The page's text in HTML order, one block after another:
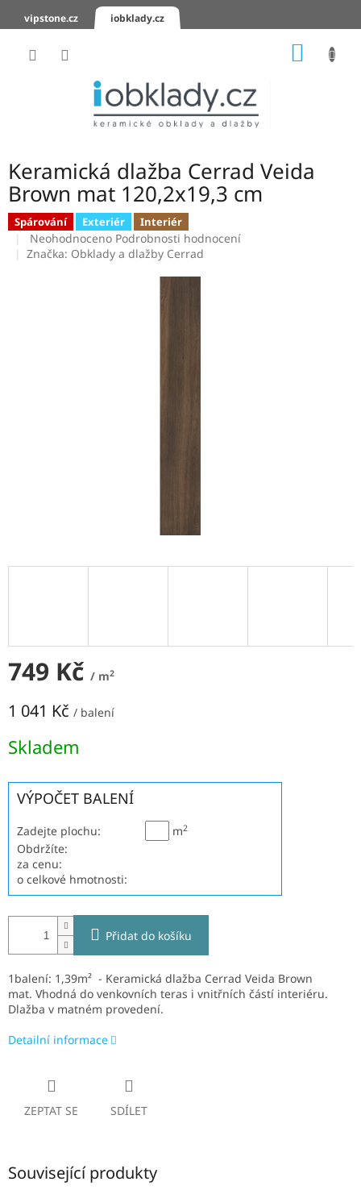
vipstone.cz iobklady.cz
KERAMICKÉ
OBKLADY
KERAMICKÉ
DLAŽBY
Keramická dlažba Cerrad Veida
Brown mat 120,2x19,3 cm
Spárování Exteriér Interiér
Průměrné
hodnocení
Neohodnoceno Podrobnosti hodnocení
Značka: Obklady a dlažby Cerrad
749 Kč / m2
1 041 Kč / balení
cena:
Skladem
VÝPOČET BALENÍ
Zadejte plochu: m2
Obdržíte:
za cenu:
o celkové hmotnosti:
Přidat do košíku
1balení: 1,39m² - Keramická dlažba Cerrad Veida Brown
mat. Vhodná do venkovních teras i vnitřních částí interiéru.
Dlažba v matném provedení.
Detailní informace
ZEPTAT SE SDÍLET
Související produkty